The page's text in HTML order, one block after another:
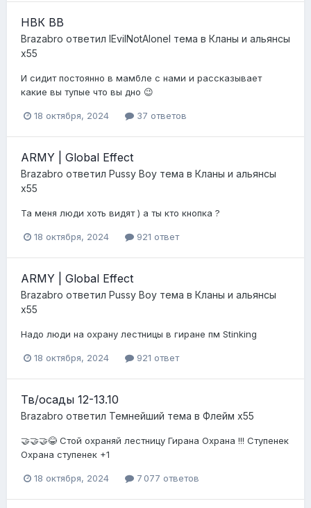
НВК BB
Brazabro ответил lEvilNotAlonel тема в Кланы и альянсы
x55
И сидит постоянно в мамбле с нами и рассказывает
какие вы тупые что вы дно 😉
18 октября, 2024 37 ответов
ARMY | Global Effect
Brazabro ответил Pussy Boy тема в Кланы и альянсы
x55
Та меня люди хоть видят ) а ты кто кнопка ?
18 октября, 2024 921 ответ
ARMY | Global Effect
Brazabro ответил Pussy Boy тема в Кланы и альянсы
x55
Надо люди на охрану лестницы в гиране пм Stinking
18 октября, 2024 921 ответ
Тв/осады 12-13.10
Brazabro ответил Темнейший тема в Флейм x55
🤝🤝🤝😂 Стой охраняй лестницу Гирана Охрана !!! Ступенек
Охрана ступенек +1
18 октября, 2024 7 077 ответов